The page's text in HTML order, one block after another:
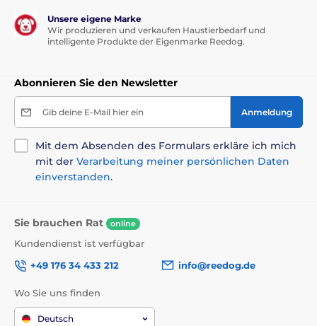
Unsere eigene Marke
Wir produzieren und verkaufen Haustierbedarf und
intelligente Produkte der Eigenmarke Reedog.
Abonnieren Sie den Newsletter
Gib deine E-Mail hier ein Anmeldung
Mit dem Absenden des Formulars erkläre ich mich
mit der Verarbeitung meiner persönlichen Daten
einverstanden.
Sie brauchen Rat online
Kundendienst ist verfügbar
+49 176 34 433 212
info@reedog.de
Wo Sie uns finden
Deutsch